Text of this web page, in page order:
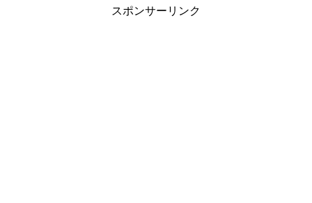
スポンサーリンク